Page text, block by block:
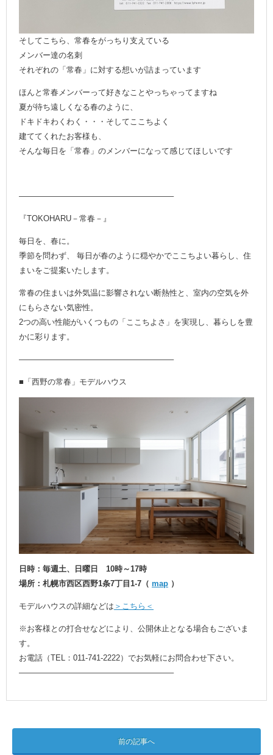
そしてこちら、常春をがっちり支えている
メンバー達の名刺
それぞれの「常春」に対する想いが詰まっています
ほんと常春メンバーって好きなことやっちゃってますね
夏が待ち遠しくなる春のように、
ドキドキわくわく・・・そしてここちよく
建ててくれたお客様も、
そんな毎日を「常春」のメンバーになって感じてほしいです
———————————————————–
『TOKOHARU－常春－』
毎日を、春に。
季節を問わず、 毎日が春のように穏やかでここちよい暮らし、住
まいをご提案いたします。
常春の住まいは外気温に影響されない断熱性と、室内の空気を外
にもらさない気密性。
2つの高い性能がいくつもの「ここちよさ」を実現し、暮らしを豊
かに彩ります。
———————————————————–
■「西野の常春」モデルハウス
日時：毎週土、日曜日 10時～17時
場所：札幌市西区西野1条7丁目1-7（ map ）
モデルハウスの詳細などは ＞こちら＜
※お客様との打合せなどにより、公開休止となる場合もございま
す。
お電話（TEL：011-741-2222）でお気軽にお問合わせ下さい。
———————————————————–
前の記事へ